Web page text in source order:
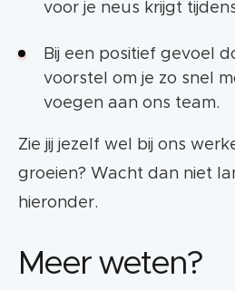
voor je neus krijgt
Bij een positief gevoel
voorstel om je zo snel
voegen aan ons team.
Zie jij jezelf wel bij ons
groeien? Wacht dan niet
hieronder.
Meer weten?